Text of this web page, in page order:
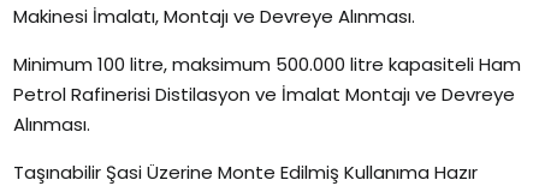
Makinesi İmalatı, Montajı ve Devreye Alınması.
Minimum 100 litre, maksimum 500.000 litre kapasiteli Ham
Petrol Rafinerisi Distilasyon ve İmalat Montajı ve Devreye
Alınması.
Taşınabilir Şasi Üzerine Monte Edilmiş Kullanıma Hazır